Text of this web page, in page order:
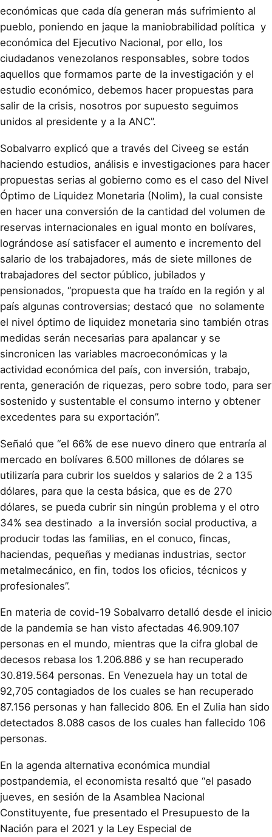
económicas que cada día generan más sufrimiento al
pueblo, poniendo en jaque la maniobrabilidad política y
económica del Ejecutivo Nacional, por ello, los
ciudadanos venezolanos responsables, sobre todos
aquellos que formamos parte de la investigación y el
estudio económico, debemos hacer propuestas para
salir de la crisis, nosotros por supuesto seguimos
unidos al presidente y a la ANC”.
Sobalvarro explicó que a través del Civeeg se están
haciendo estudios, análisis e investigaciones para hacer
propuestas serias al gobierno como es el caso del Nivel
Óptimo de Liquidez Monetaria (Nolim), la cual consiste
en hacer una conversión de la cantidad del volumen de
reservas internacionales en igual monto en bolívares,
lográndose así satisfacer el aumento e incremento del
salario de los trabajadores, más de siete millones de
trabajadores del sector público, jubilados y
pensionados, “propuesta que ha traído en la región y al
país algunas controversias; destacó que no solamente
el nivel óptimo de liquidez monetaria sino también otras
medidas serán necesarias para apalancar y se
sincronicen las variables macroeconómicas y la
actividad económica del país, con inversión, trabajo,
renta, generación de riquezas, pero sobre todo, para ser
sostenido y sustentable el consumo interno y obtener
excedentes para su exportación”.
Señaló que “el 66% de ese nuevo dinero que entraría al
mercado en bolívares 6.500 millones de dólares se
utilizaría para cubrir los sueldos y salarios de 2 a 135
dólares, para que la cesta básica, que es de 270
dólares, se pueda cubrir sin ningún problema y el otro
34% sea destinado a la inversión social productiva, a
producir todas las familias, en el conuco, fincas,
haciendas, pequeñas y medianas industrias, sector
metalmecánico, en fin, todos los oficios, técnicos y
profesionales”.
En materia de covid-19 Sobalvarro detalló desde el inicio
de la pandemia se han visto afectadas 46.909.107
personas en el mundo, mientras que la cifra global de
decesos rebasa los 1.206.886 y se han recuperado
30.819.564 personas. En Venezuela hay un total de
92,705 contagiados de los cuales se han recuperado
87.156 personas y han fallecido 806. En el Zulia han sido
detectados 8.088 casos de los cuales han fallecido 106
personas.
En la agenda alternativa económica mundial
postpandemia, el economista resaltó que “el pasado
jueves, en sesión de la Asamblea Nacional
Constituyente, fue presentado el Presupuesto de la
Nación para el 2021 y la Ley Especial de